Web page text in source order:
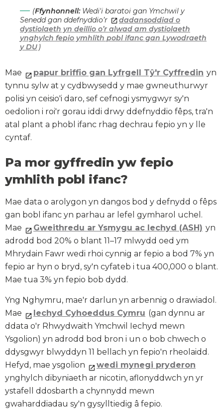
(Ffynhonnell:Wedi'i baratoi gan Ymchwil y
Senedd gan ddefnyddio’r
dadansoddiad o
dystiolaeth yn deillio o’r alwad am dystiolaeth
ynghylch fepio ymhlith pobl ifanc gan Lywodraeth
y DU)
Mae papur briffio gan Lyfrgell Tŷ'r Cyffredin yn
tynnu sylw at y cydbwysedd y mae gwneuthurwyr
polisi yn ceisio'i daro, sef cefnogi ysmygwyr sy'n
oedolion i roi'r gorau iddi drwy ddefnyddio fêps, tra'n
atal plant a phobl ifanc rhag dechrau fepio yn y lle
cyntaf.
Pa mor gyffredin yw fepio
ymhlith pobl ifanc?
Mae data o arolygon yn dangos bod y defnydd o fêps
gan bobl ifanc yn parhau ar lefel gymharol uchel.
Mae
Gweithredu ar Ysmygu ac Iechyd (ASH) yn
adrodd bod 20% o blant 11–17 mlwydd oed ym
Mhrydain Fawr wedi rhoi cynnig ar fepio a bod 7% yn
fepio ar hyn o bryd, sy'n cyfateb i tua 400,000 o blant.
Mae tua 3% yn fepio bob dydd.
Yng Nghymru, mae'r darlun yn arbennig o drawiadol.
Mae
Iechyd Cyhoeddus Cymru (gan dynnu ar
ddata o'r Rhwydwaith Ymchwil Iechyd mewn
Ysgolion) yn adrodd bod bron i un o bob chwech o
ddysgwyr blwyddyn 11 bellach yn fepio'n rheolaidd.
Hefyd, mae ysgolion
wedi mynegi pryderon
ynghylch dibyniaeth ar nicotin, aflonyddwch yn yr
ystafell ddosbarth a chynnydd mewn
gwaharddiadau sy'n gysylltiedig â fepio.